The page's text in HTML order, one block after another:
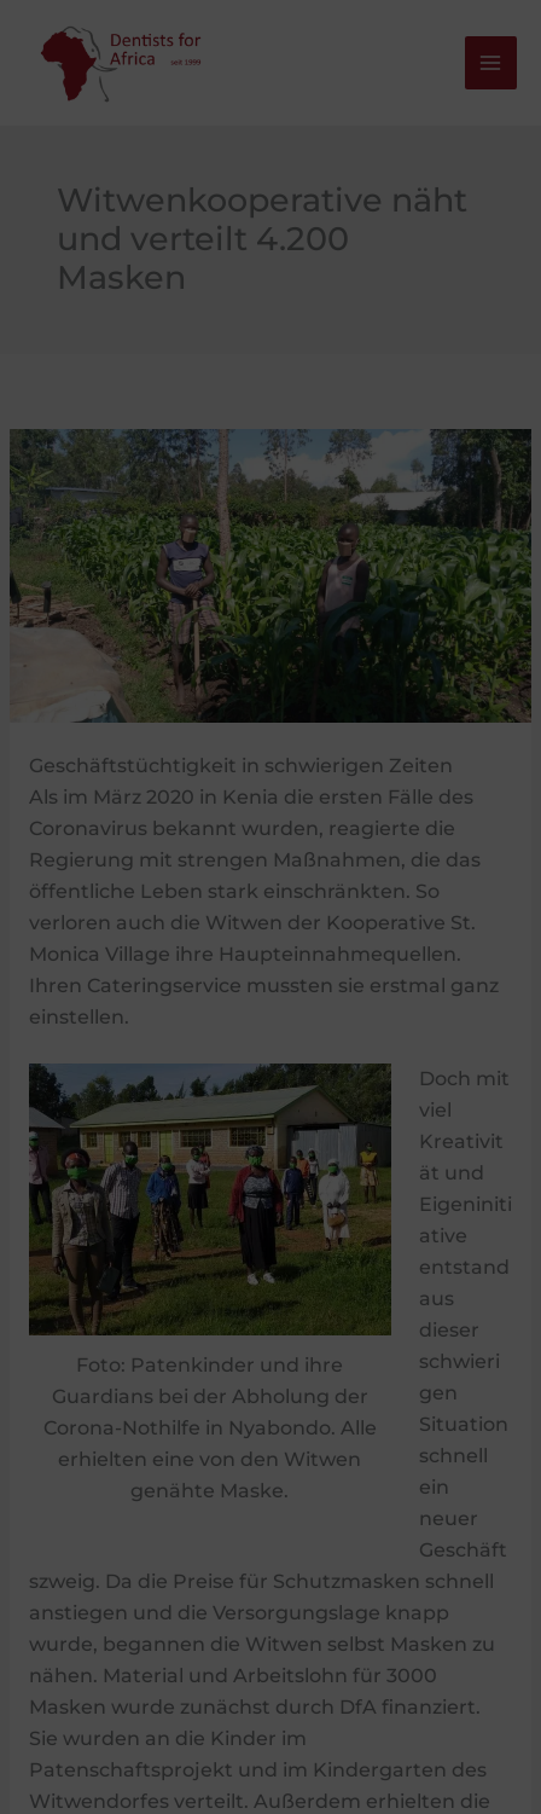
Inhalt
springen
Witwenkooperative näht
und verteilt 4.200
Masken
Geschäftstüchtigkeit in schwierigen Zeiten
Als im März 2020 in Kenia die ersten Fälle des
Coronavirus bekannt wurden, reagierte die
Regierung mit strengen Maßnahmen, die das
öffentliche Leben stark einschränkten. So
verloren auch die Witwen der Kooperative St.
Monica Village ihre Haupteinnahmequellen.
Ihren Cateringservice mussten sie erstmal ganz
einstellen.
Foto: Patenkinder und ihre
Guardians bei der Abholung der
Corona-Nothilfe in Nyabondo. Alle
erhielten eine von den Witwen
genähte Maske.
Doch mit
viel
Kreativit
ät und
Eigeniniti
ative
entstand
aus
dieser
schwieri
gen
Situation
schnell
ein
neuer
Geschäft
szweig. Da die Preise für Schutzmasken schnell
anstiegen und die Versorgungslage knapp
wurde, begannen die Witwen selbst Masken zu
nähen. Material und Arbeitslohn für 3000
Masken wurde zunächst durch DfA finanziert.
Sie wurden an die Kinder im
Patenschaftsprojekt und im Kindergarten des
Witwendorfes verteilt. Außerdem erhielten die